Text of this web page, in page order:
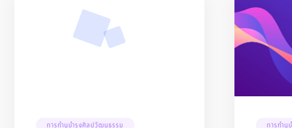
การทำนุบำรุงศิลปวัฒนธรรม การทำนุ